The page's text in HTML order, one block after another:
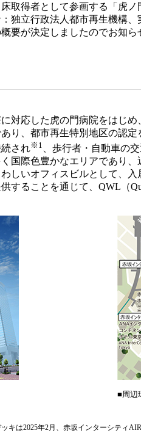
取得者として参画する「虎
独立行政法人都市再生機構
要が決定しましたのでお知ら
対応した虎の門病院をはじ
り、都市再生特別地区の認
され※1
、歩行者・自動車の
国際色豊かなエリアであり
しいオフィスビルとして、
することを通じて、QWL（
■周辺
キは2025年2月、赤坂インターシティ